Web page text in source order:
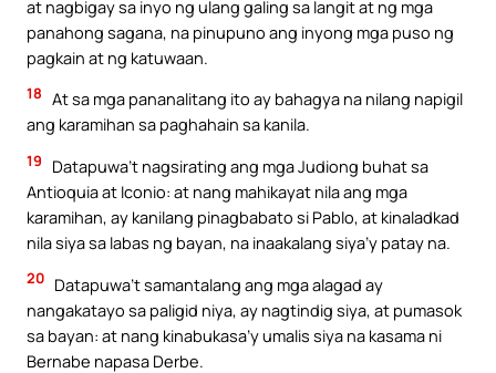
at nagbigay sa inyo ng ulang galing sa langit at ng mga
panahong sagana, na pinupuno ang inyong mga puso ng
pagkain at ng katuwaan.
18 At sa mga pananalitang ito ay bahagya na nilang napigil
ang karamihan sa paghahain sa kanila.
19
Datapuwa’t nagsirating ang mga Judiong buhat sa
Antioquia at Iconio: at nang mahikayat nila ang mga
karamihan, ay kanilang pinagbabato si Pablo, at kinaladkad
nila siya sa labas ng bayan, na inaakalang siya’y patay na.
20 Datapuwa’t samantalang ang mga alagad ay
nangakatayo sa paligid niya, ay nagtindig siya, at pumasok
sa bayan: at nang kinabukasa’y umalis siya na kasama ni
Bernabe napasa Derbe.